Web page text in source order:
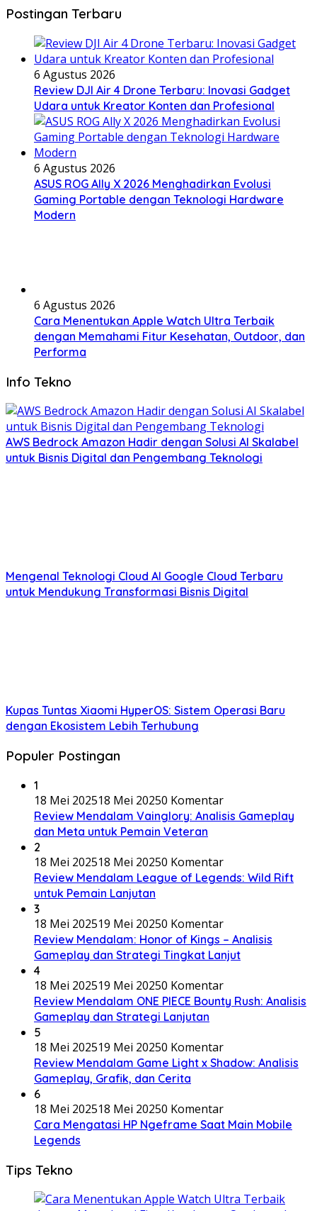
Postingan Terbaru
6 Agustus 2026
Review DJI Air 4 Drone Terbaru: Inovasi Gadget
Udara untuk Kreator Konten dan Profesional
6 Agustus 2026
ASUS ROG Ally X 2026 Menghadirkan Evolusi
Gaming Portable dengan Teknologi Hardware
Modern
6 Agustus 2026
Cara Menentukan Apple Watch Ultra Terbaik
dengan Memahami Fitur Kesehatan, Outdoor, dan
Performa
Info Tekno
AWS Bedrock Amazon Hadir dengan Solusi AI Skalabel
untuk Bisnis Digital dan Pengembang Teknologi
Mengenal Teknologi Cloud AI Google Cloud Terbaru
untuk Mendukung Transformasi Bisnis Digital
Kupas Tuntas Xiaomi HyperOS: Sistem Operasi Baru
dengan Ekosistem Lebih Terhubung
Populer Postingan
1
18 Mei 202518 Mei 20250 Komentar
Review Mendalam Vainglory: Analisis Gameplay
dan Meta untuk Pemain Veteran
2
18 Mei 202518 Mei 20250 Komentar
Review Mendalam League of Legends: Wild Rift
untuk Pemain Lanjutan
3
18 Mei 202519 Mei 20250 Komentar
Review Mendalam: Honor of Kings – Analisis
Gameplay dan Strategi Tingkat Lanjut
4
18 Mei 202519 Mei 20250 Komentar
Review Mendalam ONE PIECE Bounty Rush: Analisis
Gameplay dan Strategi Lanjutan
5
18 Mei 202519 Mei 20250 Komentar
Review Mendalam Game Light x Shadow: Analisis
Gameplay, Grafik, dan Cerita
6
18 Mei 202518 Mei 20250 Komentar
Cara Mengatasi HP Ngeframe Saat Main Mobile
Legends
Tips Tekno